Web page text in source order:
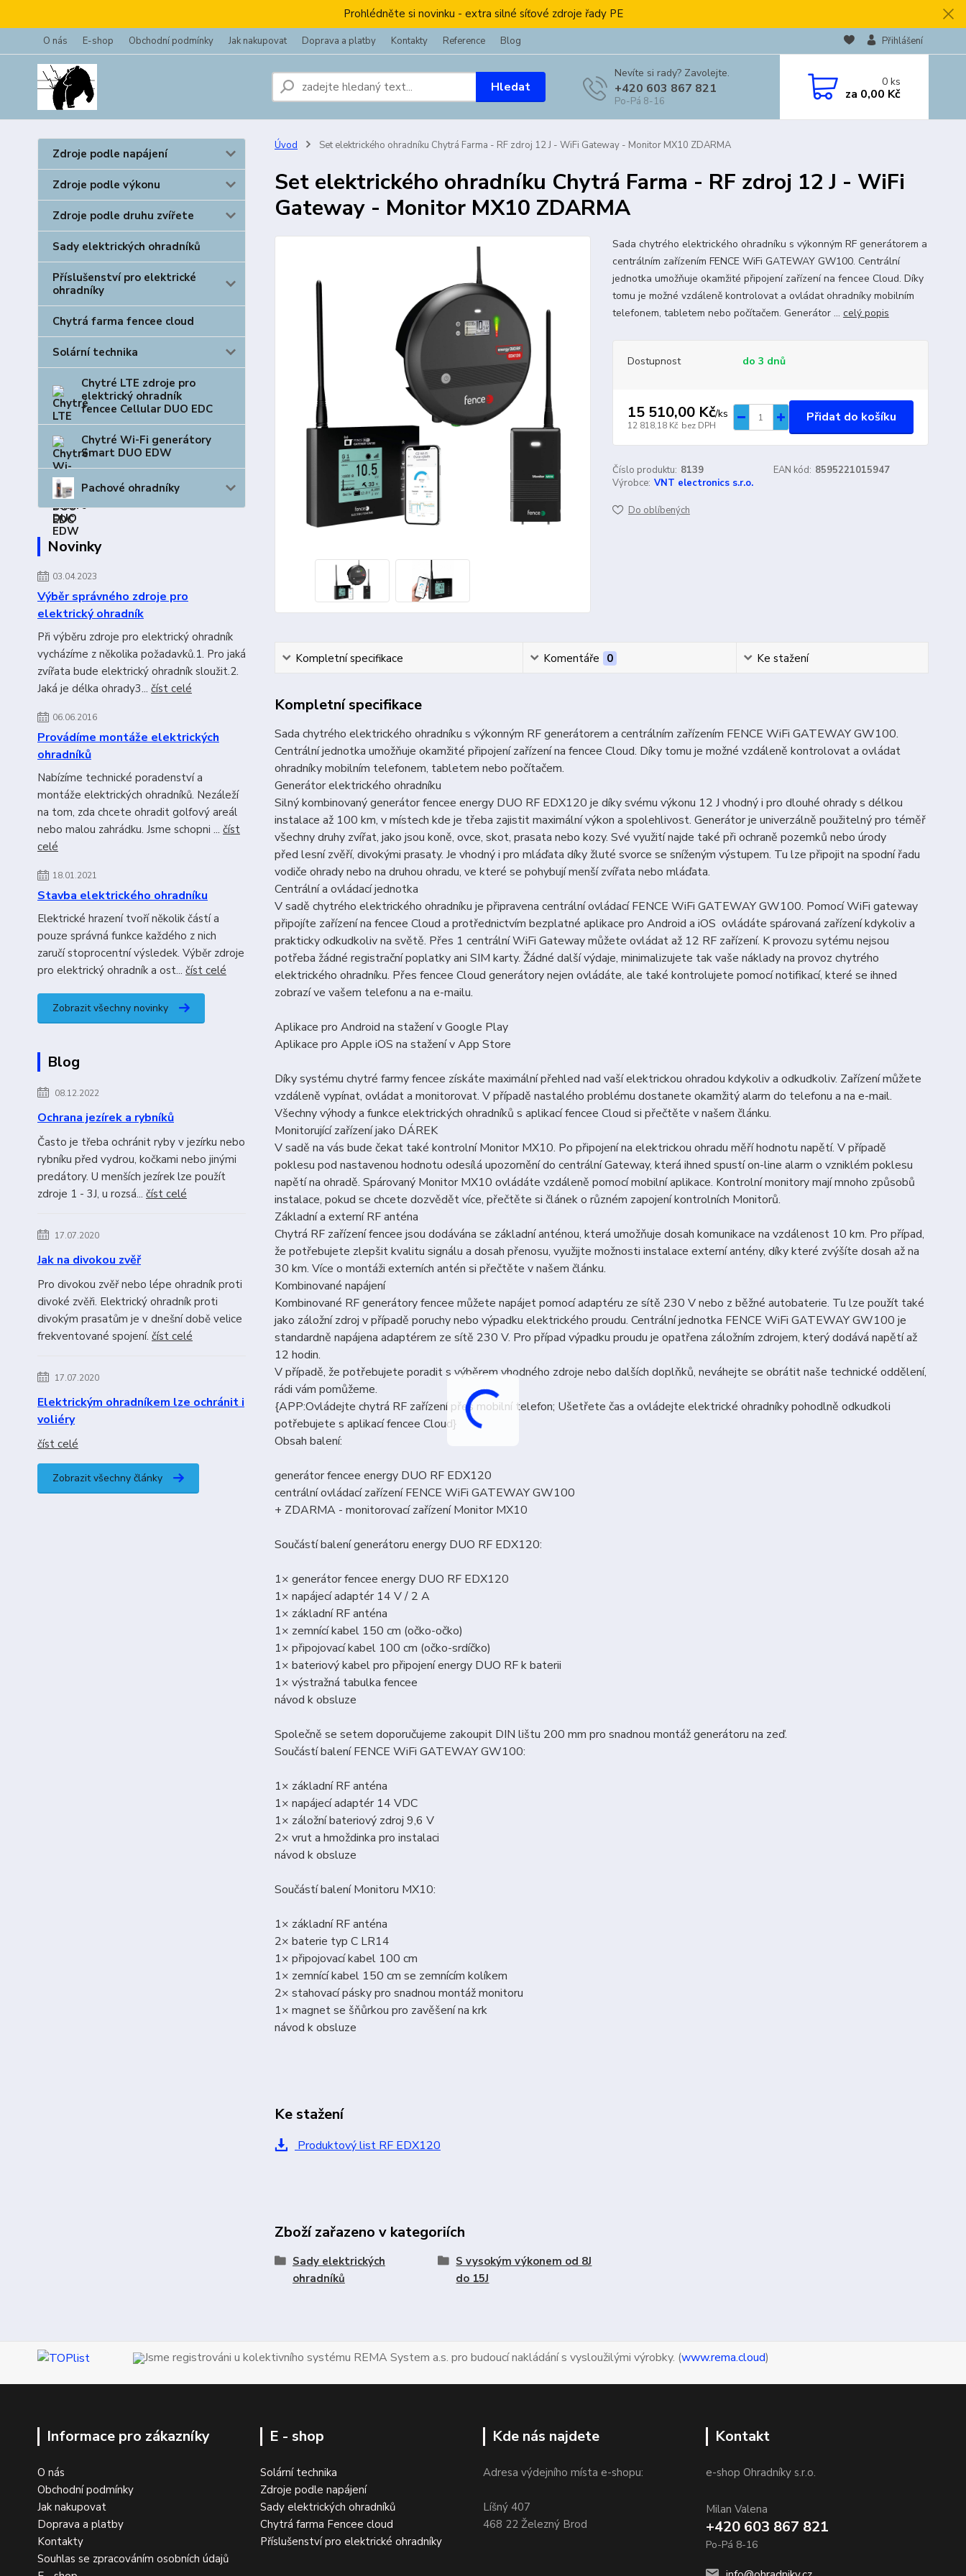
Prohlédněte si novinku - extra silné síťové zdroje řady PE
O nás E-shop Obchodní podmínky Jak nakupovat Doprava a platby Kontakty Reference Blog Přihlášení
Hledat
Nevíte si rady? Zavolejte.
+420 603 867 821
Po-Pá 8-16
0ks
za 0,00 Kč
Zdroje podle napájení
Zdroje podle výkonu
Zdroje podle druhu zvířete
Sady elektrických ohradníků
Příslušenství pro elektrické
ohradníky
Chytrá farma fencee cloud
Solární technika
Chytré LTE zdroje pro
elektrický ohradník
fencee Cellular DUO EDC
Chytré Wi-Fi generátory
Smart DUO EDW
Pachové ohradníky
Novinky
03.04.2023
Výběr správného zdroje pro
elektrický ohradník
Při výběru zdroje pro elektrický ohradník
vycházíme z několika požadavků.1. Pro jaká
zvířata bude elektrický ohradník sloužit.2.
Jaká je délka ohrady3... číst celé
06.06.2016
Provádíme montáže elektrických
ohradníků
Nabízíme technické poradenství a
montáže elektrických ohradníků. Nezáleží
na tom, zda chcete ohradit golfový areál
nebo malou zahrádku. Jsme schopni ... číst
celé
18.01.2021
Stavba elektrického ohradníku
Elektrické hrazení tvoří několik částí a
pouze správná funkce každého z nich
zaručí stoprocentní výsledek. Výběr zdroje
pro elektrický ohradník a ost... číst celé
Zobrazit všechny novinky
Blog
08.12.2022
Ochrana jezírek a rybníků
Často je třeba ochránit ryby v jezírku nebo
rybníku před vydrou, kočkami nebo jinými
predátory. U menších jezírek lze použít
zdroje 1 - 3J, u rozsá... číst celé
17.07.2020
Jak na divokou zvěř
Pro divokou zvěř nebo lépe ohradník proti
divoké zvěři. Elektrický ohradník proti
divokým prasatům je v dnešní době velice
frekventované spojení. číst celé
17.07.2020
Elektrickým ohradníkem lze ochránit i
voliéry
číst celé
Zobrazit všechny články
Úvod Set elektrického ohradníku Chytrá Farma - RF zdroj 12 J - WiFi Gateway - Monitor MX10 ZDARMA
Set elektrického ohradníku Chytrá Farma - RF zdroj 12 J - WiFi
Gateway - Monitor MX10 ZDARMA
Sada chytrého elektrického ohradníku s výkonným RF generátorem a
centrálním zařízením FENCE WiFi GATEWAY GW100. Centrální
jednotka umožňuje okamžité připojení zařízení na fencee Cloud. Díky
tomu je možné vzdáleně kontrolovat a ovládat ohradníky mobilním
telefonem, tabletem nebo počítačem. Generátor ... celý popis
Dostupnost do 3 dnů
15 510,00 Kč/ks
12 818,18 Kč bez DPH
Přidat do košíku
Číslo produktu: 8139 EAN kód: 8595221015947
Výrobce: VNT electronics s.r.o.
Do oblíbených
Kompletní specifikace Komentáře 0 Ke stažení
Kompletní specifikace
Sada chytrého elektrického ohradníku s výkonným RF generátorem a centrálním zařízením FENCE WiFi GATEWAY GW100.
Centrální jednotka umožňuje okamžité připojení zařízení na fencee Cloud. Díky tomu je možné vzdáleně kontrolovat a ovládat
ohradníky mobilním telefonem, tabletem nebo počítačem.
Generátor elektrického ohradníku
Silný kombinovaný generátor fencee energy DUO RF EDX120 je díky svému výkonu 12 J vhodný i pro dlouhé ohrady s délkou
instalace až 100 km, v místech kde je třeba zajistit maximální výkon a spolehlivost. Generátor je univerzálně použitelný pro téměř
všechny druhy zvířat, jako jsou koně, ovce, skot, prasata nebo kozy. Své využití najde také při ochraně pozemků nebo úrody
před lesní zvěří, divokými prasaty. Je vhodný i pro mláďata díky žluté svorce se sníženým výstupem. Tu lze připojit na spodní řadu
vodiče ohrady nebo na druhou ohradu, ve které se pohybují menší zvířata nebo mláďata.
Centrální a ovládací jednotka
V sadě chytrého elektrického ohradníku je připravena centrální ovládací FENCE WiFi GATEWAY GW100. Pomocí WiFi gateway
připojíte zařízení na fencee Cloud a protřednictvím bezplatné aplikace pro Android a iOS ovládáte spárovaná zařízení kdykoliv a
prakticky odkudkoliv na světě. Přes 1 centrální WiFi Gateway můžete ovládat až 12 RF zařízení. K provozu sytému nejsou
potřeba žádné registrační poplatky ani SIM karty. Žádné další výdaje, minimalizujete tak vaše náklady na provoz chytrého
elektrického ohradníku. Přes fencee Cloud generátory nejen ovládáte, ale také kontrolujete pomocí notifikací, které se ihned
zobrazí ve vašem telefonu a na e-mailu.
Aplikace pro Android na stažení v Google Play
Aplikace pro Apple iOS na stažení v App Store
Díky systému chytré farmy fencee získáte maximální přehled nad vaší elektrickou ohradou kdykoliv a odkudkoliv. Zařízení můžete
vzdáleně vypínat, ovládat a monitorovat. V případě nastalého problému dostanete okamžitý alarm do telefonu a na e-mail.
Všechny výhody a funkce elektrických ohradníků s aplikací fencee Cloud si přečtěte v našem článku.
Monitorující zařízení jako DÁREK
V sadě na vás bude čekat také kontrolní Monitor MX10. Po připojení na elektrickou ohradu měří hodnotu napětí. V případě
poklesu pod nastavenou hodnotu odesílá upozornění do centrální Gateway, která ihned spustí on-line alarm o vzniklém poklesu
napětí na ohradě. Spárovaný Monitor MX10 ovládáte vzdáleně pomocí mobilní aplikace. Kontrolní monitory mají mnoho způsobů
instalace, pokud se chcete dozvědět více, přečtěte si článek o různém zapojení kontrolních Monitorů.
Základní a externí RF anténa
Chytrá RF zařízení fencee jsou dodávána se základní anténou, která umožňuje dosah komunikace na vzdálenost 10 km. Pro případ,
že potřebujete zlepšit kvalitu signálu a dosah přenosu, využijte možnosti instalace externí antény, díky které zvýšíte dosah až na
30 km. Více o montáži externích antén si přečtěte v našem článku.
Kombinované napájení
Kombinované RF generátory fencee můžete napájet pomocí adaptéru ze sítě 230 V nebo z běžné autobaterie. Tu lze použít také
jako záložní zdroj v případě poruchy nebo výpadku elektrického proudu. Centrální jednotka FENCE WiFi GATEWAY GW100 je
standardně napájena adaptérem ze sítě 230 V. Pro případ výpadku proudu je opatřena záložním zdrojem, který dodává napětí až
12 hodin.
V případě, že potřebujete poradit s výběrem vhodného zdroje nebo dalších doplňků, neváhejte se obrátit naše technické oddělení,
rádi vám pomůžeme.
{APP:Ovládejte chytrá RF zařízení přes mobilní telefon; Ušetřete čas a ovládejte elektrické ohradníky pohodlně odkudkoli
potřebujete s aplikací fencee Cloud}
Obsah balení:
generátor fencee energy DUO RF EDX120
centrální ovládací zařízení FENCE WiFi GATEWAY GW100
+ ZDARMA - monitorovací zařízení Monitor MX10
Součástí balení generátoru energy DUO RF EDX120:
1× generátor fencee energy DUO RF EDX120
1× napájecí adaptér 14 V / 2 A
1× základní RF anténa
1× zemnící kabel 150 cm (očko-očko)
1× připojovací kabel 100 cm (očko-srdíčko)
1× bateriový kabel pro připojení energy DUO RF k baterii
1× výstražná tabulka fencee
návod k obsluze
Společně se setem doporučujeme zakoupit DIN lištu 200 mm pro snadnou montáž generátoru na zeď.
Součástí balení FENCE WiFi GATEWAY GW100:
1× základní RF anténa
1× napájecí adaptér 14 VDC
1× záložní bateriový zdroj 9,6 V
2× vrut a hmoždinka pro instalaci
návod k obsluze
Součástí balení Monitoru MX10:
1× základní RF anténa
2× baterie typ C LR14
1× připojovací kabel 100 cm
1× zemnící kabel 150 cm se zemnícím kolíkem
2× stahovací pásky pro snadnou montáž monitoru
1× magnet se šňůrkou pro zavěšení na krk
návod k obsluze
Ke stažení
Produktový list RF EDX120
Zboží zařazeno v kategoriích
Sady elektrických
ohradníků
S vysokým výkonem od 8J
do 15J
Jsme registrováni u kolektivního systému REMA System a.s. pro budoucí nakládání s vysloužilými výrobky. (www.rema.cloud)
Informace pro zákazníky
O nás
Obchodní podmínky
Jak nakupovat
Doprava a platby
Kontakty
Souhlas se zpracováním osobních údajů
E - shop
Solární technika
Zdroje podle napájení
Sady elektrických ohradníků
Chytrá farma Fencee cloud
Příslušenství pro elektrické ohradníky
Kde nás najdete
Adresa výdejního místa e-shopu:
Líšný 407
468 22 Železný Brod
Kontakt
e-shop Ohradníky s.r.o.
Milan Valena
+420 603 867 821
Po-Pá 8-16